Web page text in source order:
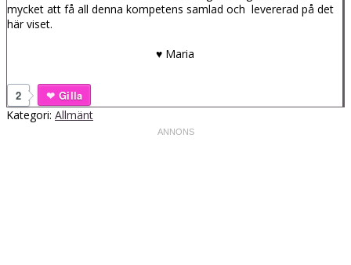
mycket att få all denna kompetens samlad och levererad på det
här viset.
♥ Maria
2
Gilla
Kategori: Allmänt